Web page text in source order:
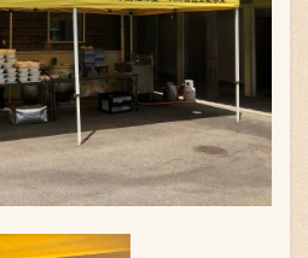
会社案内
お知らせ